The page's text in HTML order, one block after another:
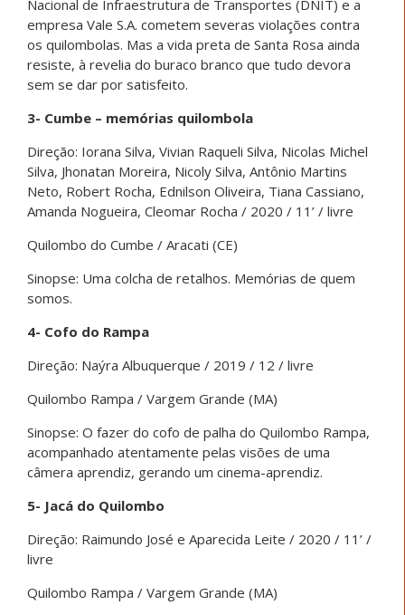
Nacional de Infraestrutura de Transportes (DNIT) e a
empresa Vale S.A. cometem severas violações contra
os quilombolas. Mas a vida preta de Santa Rosa ainda
resiste, à revelia do buraco branco que tudo devora
sem se dar por satisfeito.
3- Cumbe – memórias quilombola
Direção: Iorana Silva, Vivian Raqueli Silva, Nicolas Michel
Silva, Jhonatan Moreira, Nicoly Silva, Antônio Martins
Neto, Robert Rocha, Ednilson Oliveira, Tiana Cassiano,
Amanda Nogueira, Cleomar Rocha / 2020 / 11’ / livre
Quilombo do Cumbe / Aracati (CE)
Sinopse: Uma colcha de retalhos. Memórias de quem
somos.
4- Cofo do Rampa
Direção: Naýra Albuquerque / 2019 / 12 / livre
Quilombo Rampa / Vargem Grande (MA)
Sinopse: O fazer do cofo de palha do Quilombo Rampa,
acompanhado atentamente pelas visões de uma
câmera aprendiz, gerando um cinema-aprendiz.
5- Jacá do Quilombo
Direção: Raimundo José e Aparecida Leite / 2020 / 11’ /
livre
Quilombo Rampa / Vargem Grande (MA)